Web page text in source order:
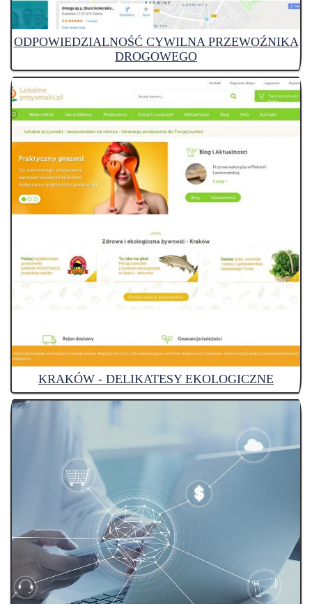
ODPOWIEDZIALNOŚĆ CYWILNA PRZEWOŹNIKA
DROGOWEGO
KRAKÓW - DELIKATESY EKOLOGICZNE